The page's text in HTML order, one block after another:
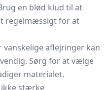
en blød klud til at
regelmæssigt for at
vanskelige aflejringer kan
Sørg for at vælge
materialet.
ikke stærke